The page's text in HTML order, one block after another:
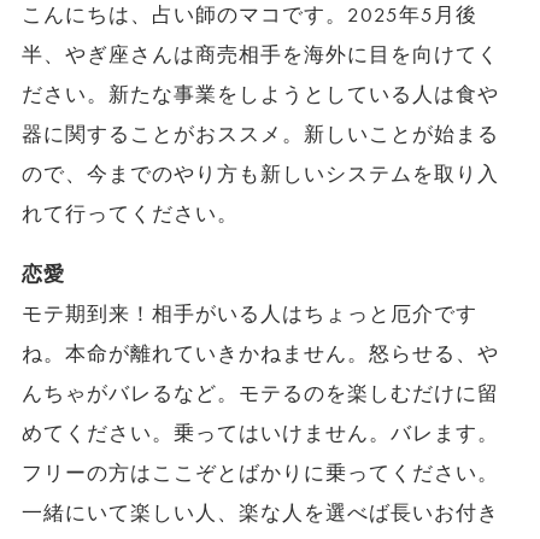
こんにちは、占い師のマコです。2025年5月後
半、やぎ座さんは商売相手を海外に目を向けてく
ださい。新たな事業をしようとしている人は食や
器に関することがおススメ。新しいことが始まる
ので、今までのやり方も新しいシステムを取り入
れて行ってください。
恋愛
モテ期到来！相手がいる人はちょっと厄介です
ね。本命が離れていきかねません。怒らせる、や
んちゃがバレるなど。モテるのを楽しむだけに留
めてください。乗ってはいけません。バレます。
フリーの方はここぞとばかりに乗ってください。
一緒にいて楽しい人、楽な人を選べば長いお付き